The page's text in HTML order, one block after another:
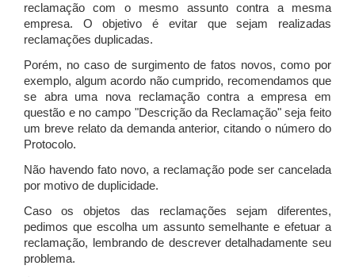
reclamação com o mesmo assunto contra a mesma
empresa. O objetivo é evitar que sejam realizadas
reclamações duplicadas.
Porém, no caso de surgimento de fatos novos, como por
exemplo, algum acordo não cumprido, recomendamos que
se abra uma nova reclamação contra a empresa em
questão e no campo "Descrição da Reclamação" seja feito
um breve relato da demanda anterior, citando o número do
Protocolo.
Não havendo fato novo, a reclamação pode ser cancelada
por motivo de duplicidade.
Caso os objetos das reclamações sejam diferentes,
pedimos que escolha um assunto semelhante e efetuar a
reclamação, lembrando de descrever detalhadamente seu
problema.